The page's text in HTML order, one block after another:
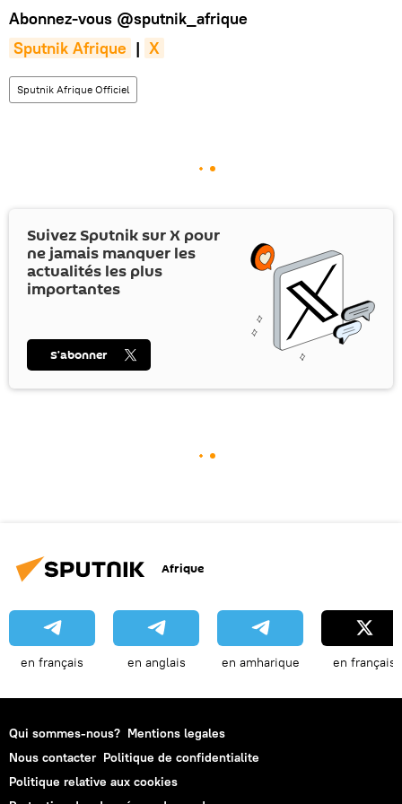
Abonnez-vous @sputnik_afrique
Sputnik Afrique | X
Sputnik Afrique Officiel
Suivez Sputnik surX pour
ne jamais manquer les
actualités les plus
importantes
S’abonner
Afrique
en français en anglais en amharique en français
Qui sommes-nous? Mentions legales
Nous contacter Politique de confidentialite
Politique relative aux cookies